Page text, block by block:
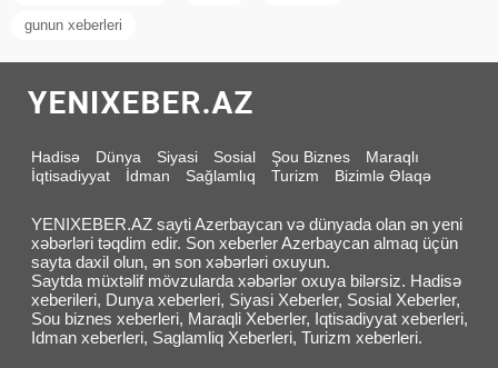
gunun xeberleri
Hadisə Dünya Siyasi Sosial Şou Biznes
Maraqlı
İqtisadiyyat
İdman Sağlamlıq Turizm Bizimlə Əlaqə
YENIXEBER.AZ sayti Azerbaycan və dünyada olan ən yeni
xəbərləri təqdim edir. Son xeberler Azerbaycan almaq üçün
sayta daxil olun, ən son xəbərləri oxuyun.
Saytda müxtəlif mövzularda xəbərlər oxuya bilərsiz. Hadisə
xeberileri, Dunya xeberleri, Siyasi Xeberler, Sosial Xeberler,
Sou biznes xeberleri, Maraqli Xeberler, Iqtisadiyyat xeberleri,
Idman xeberleri, Saglamliq Xeberleri, Turizm xeberleri.